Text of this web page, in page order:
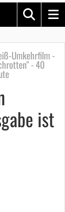
Umkehrfilm -
- 40
ist